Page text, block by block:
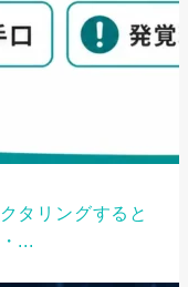
タリングすると
...